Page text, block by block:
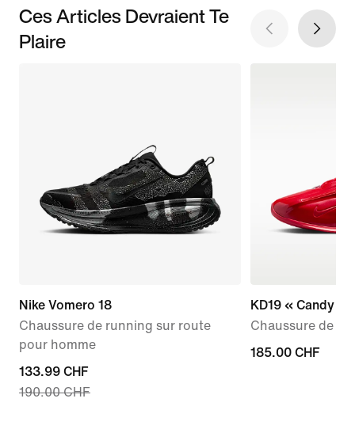
Ces Articles Devraient Te
Plaire
Nike Vomero 18
Chaussure de running sur route
pour homme
current
price
133.99 CHF
190.00 CHF
KD19 « Candy
Chaussure de
185.00 CHF
185.00 CHF